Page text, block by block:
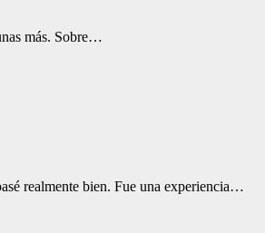
más. Sobre…
realmente bien. Fue una experiencia…